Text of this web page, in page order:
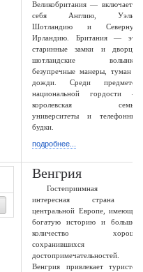
Великобритания — включает в
себя Англию, Уэльс,
Шотландию и Северную
Ирландию. Британия — это
старинные замки и дворцы,
шотландские волынки,
безупречные манеры, туман и
дожди. Среди предметов
национальной гордости —
королевская семья,
университеты и телефонные
будки.
подробнее...
Венгрия
Гостеприимная и
интересная страна в
центральной Европе, имеющая
богатую историю и большое
количество хорошо
сохранившихся
достопримечательностей.
Венгрия привлекает туристов